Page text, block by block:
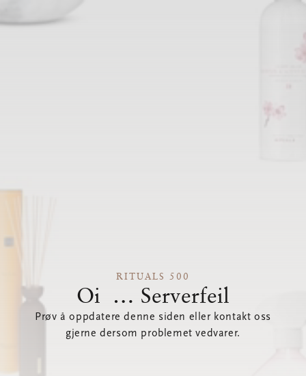
RITUALS 500
Oi … Serverfeil
Prøv å oppdatere denne siden eller kontakt oss
gjerne dersom problemet vedvarer.